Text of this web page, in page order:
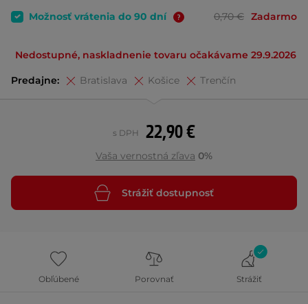
Možnosť vrátenia do 90 dní 0,70 € Zadarmo
Nedostupné, naskladnenie tovaru očakávame 29.9.2026
Predajne: Bratislava Košice Trenčín
22,90 €
s DPH
Vaša vernostná zľava 0%
Strážiť dostupnosť
Obľúbené Porovnať Strážiť